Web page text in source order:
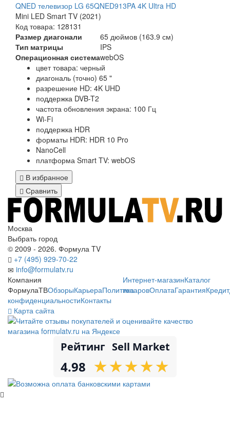
QNED телевизор LG 65QNED913PA 4K Ultra HD
Mini LED Smart TV (2021)
Код товара: 128131
Размер диагонали
65 дюймов (163.9 см)
Тип матрицы
IPS
Операционная системаwebOS
цвет товара: черный
диагональ (точно) 65 "
разрешение HD: 4K UHD
поддержка DVB-T2
частота обновления экрана: 100 Гц
Wi-Fi
поддержка HDR
форматы HDR: HDR 10 Pro
NanoCell
платформа Smart TV: webOS
В избранное
Сравнить
Москва
Выбрать город
© 2009 - 2026. Формула TV
+7 (495) 929-70-22
info@formulatv.ru
Компания
ФормулаТВОбзорыКарьераПолитика
конфиденциальностиКонтакты
Интернет-магазинКаталог
товаровОплатаГарантияКредит
Карта сайта
Рейтинг Sell Market
4.98 ★
★★
★★
★★
★★
★